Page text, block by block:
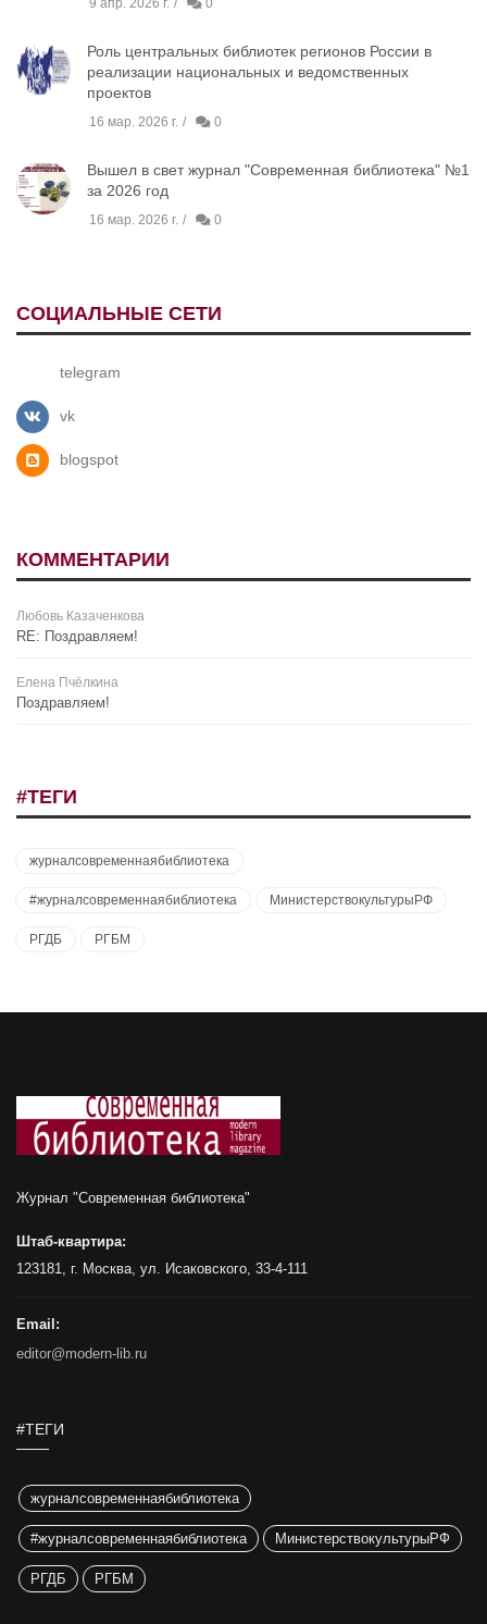
9 апр. 2026 г. 0
Роль центральных библиотек регионов России в
реализации национальных и ведомственных
проектов
16 мар. 2026 г. 0
Вышел в свет журнал "Современная библиотека" №1
за 2026 год
16 мар. 2026 г. 0
СОЦИАЛЬНЫЕ СЕТИ
telegram
vk
blogspot
КОММЕНТАРИИ
Любовь Казаченкова
RE: Поздравляем!
Елена Пчёлкина
Поздравляем!
#ТЕГИ
журналсовременнаябиблиотека
#журналсовременнаябиблиотека МинистерствокультурыРФ
РГДБ РГБМ
Журнал "Современная библиотека"
Штаб-квартира:
123181, г. Москва, ул. Исаковского, 33-4-111
Email:
editor@modern-lib.ru
#ТЕГИ
журналсовременнаябиблиотека
#журналсовременнаябиблиотека МинистерствокультурыРФ
РГДБ РГБМ